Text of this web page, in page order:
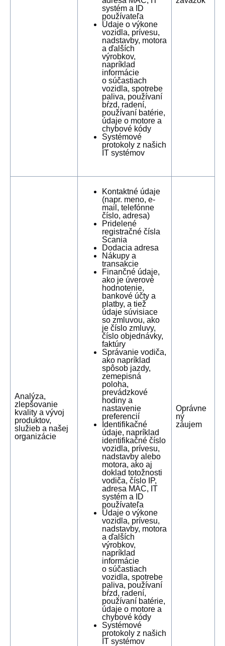
systém a ID
používateľa
Údaje o výkone
vozidla, prívesu,
nadstavby, motora
a ďalších
výrobkov,
napríklad
informácie
o súčastiach
vozidla, spotrebe
paliva, používaní
bŕzd, radení,
používaní batérie,
údaje o motore a
chybové kódy
Systémové
protokoly z našich
IT systémov
Analýza,
zlepšovanie
kvality a vývoj
produktov,
služieb a našej
organizácie
Kontaktné údaje
(napr. meno, e-
mail, telefónne
číslo, adresa)
Pridelené
registračné čísla
Scania
Dodacia adresa
Nákupy a
transakcie
Finančné údaje,
ako je úverové
hodnotenie,
bankové účty a
platby, a tiež
údaje súvisiace
so zmluvou, ako
je číslo zmluvy,
číslo objednávky,
faktúry
Správanie vodiča,
ako napríklad
spôsob jazdy,
zemepisná
poloha,
prevádzkové
hodiny a
nastavenie
preferencií
Identifikačné
údaje, napríklad
identifikačné číslo
vozidla, prívesu,
nadstavby alebo
motora, ako aj
doklad totožnosti
vodiča, číslo IP,
adresa MAC, IT
systém a ID
používateľa
Údaje o výkone
vozidla, prívesu,
nadstavby, motora
a ďalších
výrobkov,
napríklad
informácie
o súčastiach
vozidla, spotrebe
paliva, používaní
bŕzd, radení,
používaní batérie,
údaje o motore a
chybové kódy
Systémové
protokoly z našich
IT systémov
Oprávne
ný
záujem